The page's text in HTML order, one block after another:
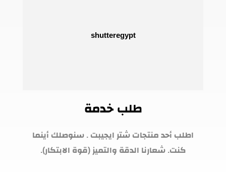
طلب خدمة
اطلب أحد منتجات شتر ايجيبت . سنوصلك أينما
كنت. شعارنا الدقة والتميز (قوة الابتكار).